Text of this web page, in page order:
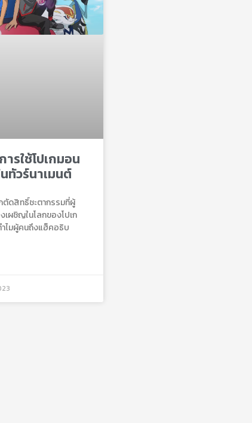
ารใช้โปเกมอน
ทัวร์นาเมนต์
ตัดสิทธิ์ชะตากรรมที่ผู้
เผชิญในโลกของโปเก
ำไมผู้คนถึงแฮ็คอธิบ